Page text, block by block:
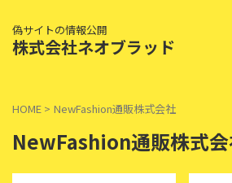
偽サイトの情報公開
株式会社ネオブラッド
HOME > NewFashion通販株式会社
NewFashion通販株式